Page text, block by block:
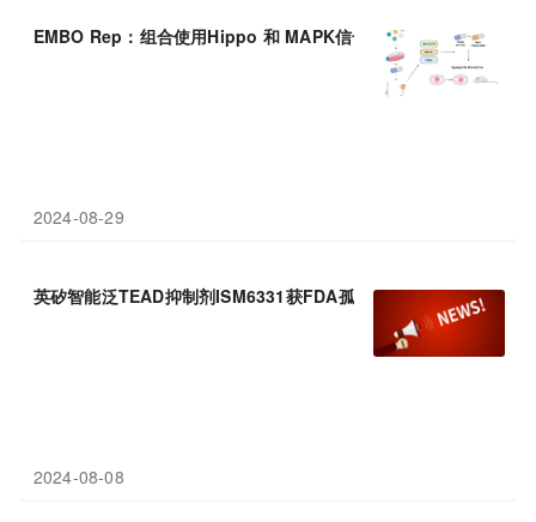
EMBO Rep：组合使用Hippo 和 MAPK信号通路靶向疗法有望治
2024-08-29
英矽智能泛TEAD抑制剂ISM6331获FDA孤儿药认定与临床试验许
2024-08-08